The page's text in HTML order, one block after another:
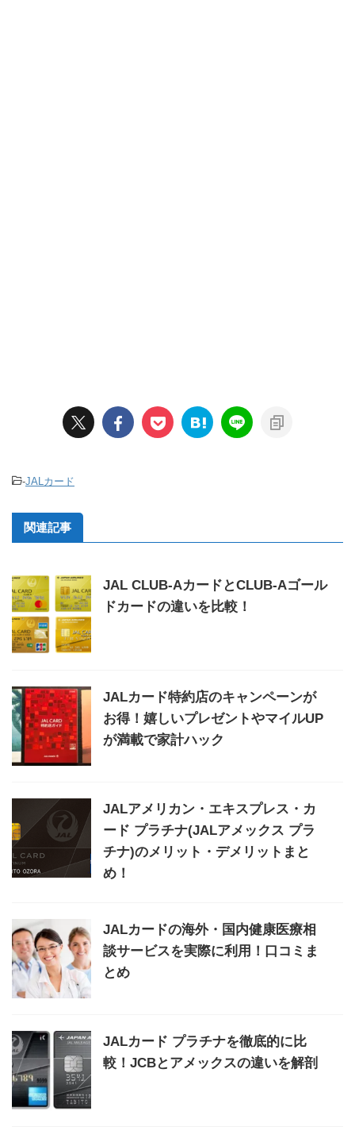
-JALカード
関連記事
JAL CLUB-AカードとCLUB-Aゴール
ドカードの違いを比較！
JALカード特約店のキャンペーンが
お得！嬉しいプレゼントやマイルUP
が満載で家計ハック
JALアメリカン・エキスプレス・カ
ード プラチナ(JALアメックス プラ
チナ)のメリット・デメリットまと
め！
JALカードの海外・国内健康医療相
談サービスを実際に利用！口コミま
とめ
JALカード プラチナを徹底的に比
較！JCBとアメックスの違いを解剖